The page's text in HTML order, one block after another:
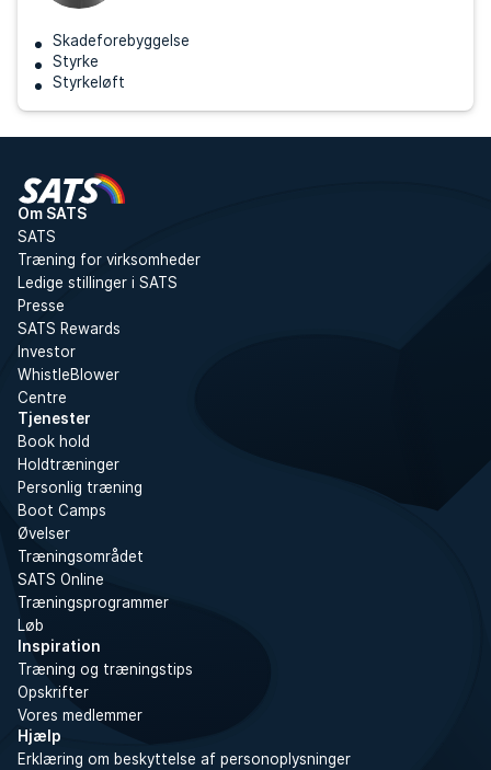
Skadeforebyggelse
Styrke
Styrkeløft
Om SATS
SATS
Træning for virksomheder
Ledige stillinger i SATS
Presse
SATS Rewards
Investor
WhistleBlower
Centre
Tjenester
Book hold
Holdtræninger
Personlig træning
Boot Camps
Øvelser
Træningsområdet
SATS Online
Træningsprogrammer
Løb
Inspiration
Træning og træningstips
Opskrifter
Vores medlemmer
Hjælp
Erklæring om beskyttelse af personoplysninger